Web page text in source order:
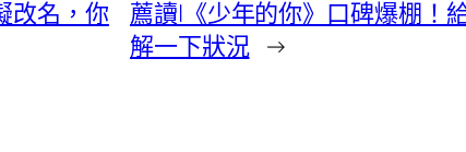
改名，你
薦讀|《少年的你》口碑爆棚！
解一下狀況 →